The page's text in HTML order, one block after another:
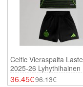
Celtic Vieraspaita
2025-26 Lyhythihainen
Shortsit)
36.45€96.13€